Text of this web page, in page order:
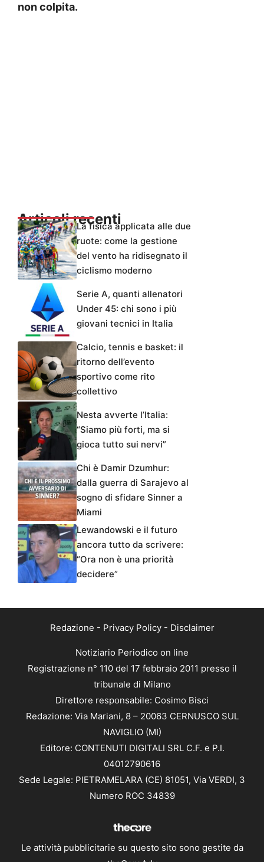
non colpita.
Articoli recentiLa fisica applicata alle due
ruote: come la gestione
del vento ha ridisegnato il
ciclismo moderno
Serie A, quanti allenatori
Under 45: chi sono i più
giovani tecnici in Italia
Calcio, tennis e basket: il
ritorno dell’evento
sportivo come rito
collettivo
Nesta avverte l’Italia:
“Siamo più forti, ma si
gioca tutto sui nervi”
Chi è Damir Dzumhur:
dalla guerra di Sarajevo al
sogno di sfidare Sinner a
Miami
Lewandowski e il futuro
ancora tutto da scrivere:
“Ora non è una priorità
decidere”
Redazione - Privacy Policy- Disclaimer
Notiziario Periodico on line
Registrazione n° 110 del 17 febbraio 2011 presso il
tribunale di Milano
Direttore responsabile: Cosimo Bisci
Redazione: Via Mariani, 8 – 20063 CERNUSCO SUL
NAVIGLIO (MI)
Editore: CONTENUTI DIGITALI SRL C.F. e P.I.
04012790616
Sede Legale: PIETRAMELARA (CE) 81051, Via VERDI, 3
Numero ROC 34839
Le attività pubblicitarie su questo sito sono gestite da